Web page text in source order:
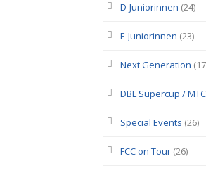
D-Juniorinnen (24)
E-Juniorinnen (23)
Next Generation
DBL Supercup / MTC
Special Events (26)
FCC on Tour (26)